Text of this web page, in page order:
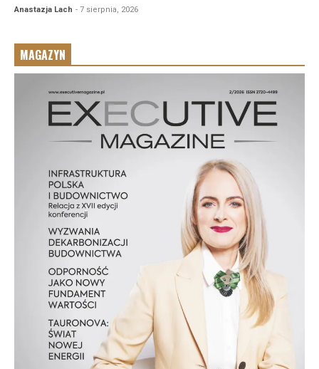
Anastazja Lach - 7 sierpnia, 2026
MAGAZYN